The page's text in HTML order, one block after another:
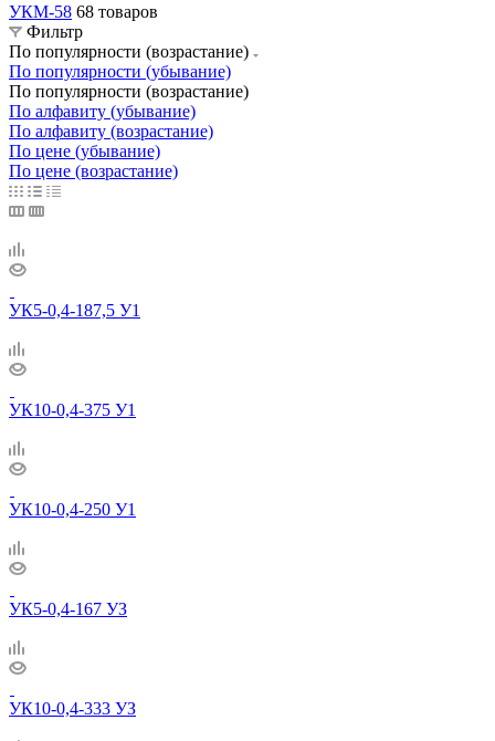
УКМ-58 68 товаров
Фильтр
По популярности (возрастание)
По популярности (убывание)
По популярности (возрастание)
По алфавиту (убывание)
По алфавиту (возрастание)
По цене (убывание)
По цене (возрастание)
УК5-0,4-187,5 У1
УК10-0,4-375 У1
УК10-0,4-250 У1
УК5-0,4-167 УЗ
УК10-0,4-333 УЗ